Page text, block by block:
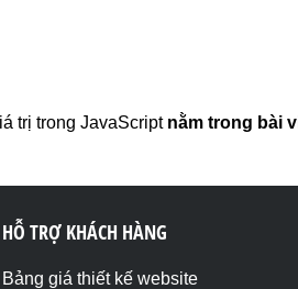
trị trong JavaScript nằm trong bài
HỖ TRỢ KHÁCH HÀNG
Bảng giá thiết kế website